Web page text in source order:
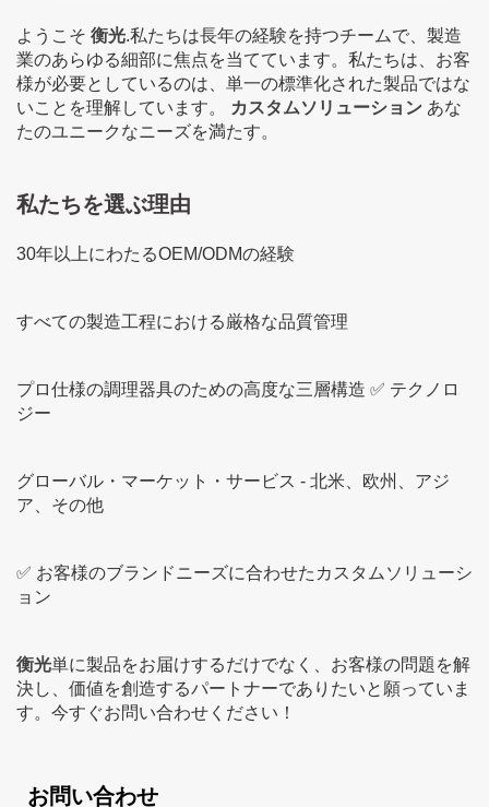
ようこそ 衡光.私たちは長年の経験を持つチームで、製造
業のあらゆる細部に焦点を当てています。私たちは、お客
様が必要としているのは、単一の標準化された製品ではな
いことを理解しています。
カスタムソリューション あな
たのユニークなニーズを満たす。
私たちを選ぶ理由
30年以上にわたるOEM/ODMの経験
すべての製造工程における厳格な品質管理
プロ仕様の調理器具のための高度な三層構造 ✅ テクノロ
ジー
グローバル・マーケット・サービス - 北米、欧州、アジ
ア、その他
✅ お客様のブランドニーズに合わせたカスタムソリューシ
ョン
衡光単に製品をお届けするだけでなく、お客様の問題を解
決し、価値を創造するパートナーでありたいと願っていま
す。今すぐお問い合わせください！
お問い合わせ